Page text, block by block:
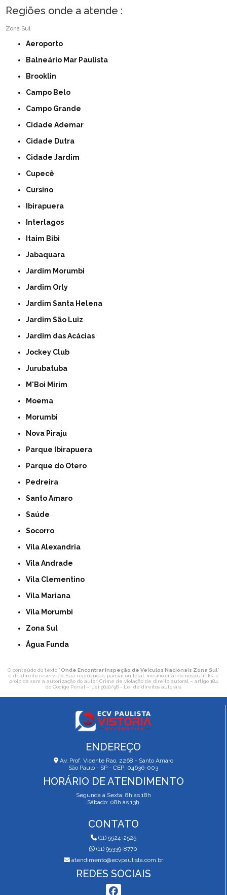
Regiões onde a atende :
Zona Sul
Aeroporto
Balneário Mar Paulista
Brooklin
Campo Belo
Campo Grande
Cidade Ademar
Cidade Dutra
Cidade Jardim
Cupecê
Cursino
Ibirapuera
Interlagos
Itaim Bibi
Jabaquara
Jardim Morumbi
Jardim Orly
Jardim Santa Helena
Jardim São Luiz
Jardim das Acácias
Jockey Club
Jurubatuba
M'Boi Mirim
Moema
Morumbi
Nova Piraju
Parque Ibirapuera
Parque do Otero
Pedreira
Santo Amaro
Saúde
Socorro
Vila Alexandria
Vila Andrade
Vila Clementino
Vila Mariana
Vila Morumbi
Zona Sul
Água Funda
O conteúdo do texto "Onde Encontrar Inspeção de Veículos Nacionais Zona Sul"
é de direito reservado. Sua reprodução, parcial ou total, mesmo citando nossos links, é
proibida sem a autorização do autor. Crime de violação de direito autoral – artigo 184
do Código Penal – Lei 9610/98 - Lei de direitos autorais.
ENDEREÇO
Av. Prof. Vicente Rao, 2268 - Santo Amaro
São Paulo - SP - CEP: 04636-003
HORÁRIO DE ATENDIMENTO
Segunda a Sexta: 8h às 18h
Sábado: 08h às 13h
CONTATO
(11) 5524-2525
(11) 95339-8770
atendimento@ecvpaulista.com.br
REDES SOCIAIS